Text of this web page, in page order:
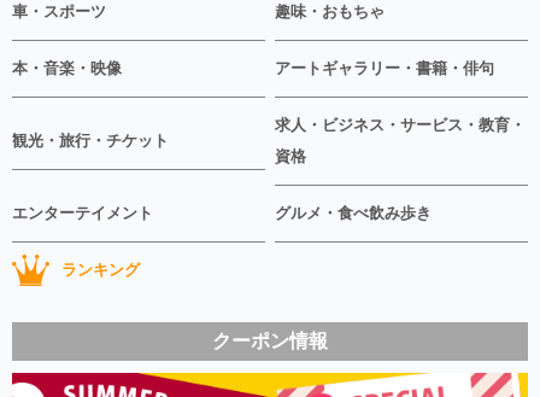
車・スポーツ 趣味・おもちゃ
本・音楽・映像 アートギャラリー・書籍・俳句
観光・旅行・チケット
求人・ビジネス・サービス・教育・
資格
エンターテイメント グルメ・食べ飲み歩き
ランキング
クーポン情報